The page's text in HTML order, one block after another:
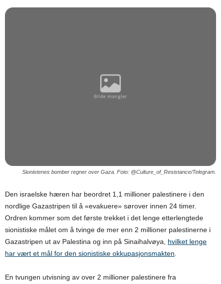
Sionistenes bomber regner over Gaza. Foto: @Culture_of_Resistance/Telegram.
Den israelske hæren har beordret 1,1 millioner palestinere i den
nordlige Gazastripen til å «evakuere» sørover innen 24 timer.
Ordren kommer som det første trekket i det lenge etterlengtede
sionistiske målet om å tvinge de mer enn 2 millioner palestinerne i
Gazastripen ut av Palestina og inn på Sinaihalvøya, hvilket lenge
har vært et mål for den sionistiske okkupasjonsmakten
En tvungen utvisning av over 2 millioner palestinere fra